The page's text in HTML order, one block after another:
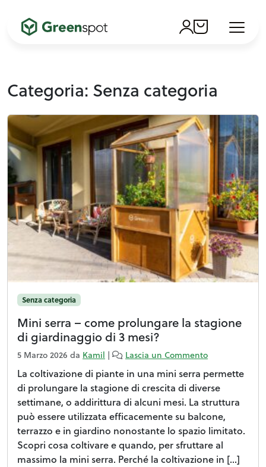
Account
Cart
Categoria: Senza categoria
Senza categoria
Mini serra – come prolungare la stagione
di giardinaggio di 3 mesi?
5 Marzo 2026 da Kamil | Lascia un Commento
La coltivazione di piante in una mini serra permette
di prolungare la stagione di crescita di diverse
settimane, o addirittura di alcuni mesi. La struttura
può essere utilizzata efficacemente su balcone,
terrazzo e in giardino nonostante lo spazio limitato.
Scopri cosa coltivare e quando, per sfruttare al
massimo la mini serra. Perché la coltivazione in […]